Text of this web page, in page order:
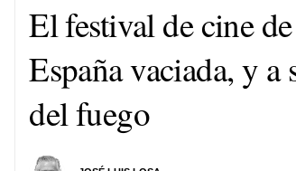
El festival de cine
España vaciada, y
del fuego